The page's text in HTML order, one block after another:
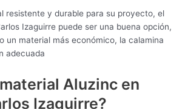
resistente y durable para su proyecto, el
Izaguirre puede ser una buena opción,
un material más económico, la calamina
adecuada
Aluzinc en
Izaguirre?